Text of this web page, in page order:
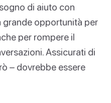
di aiuto con
grande opportunità per
per rompere il
Assicurati di
– dovrebbe essere